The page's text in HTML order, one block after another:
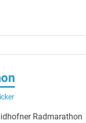
Radmarathon